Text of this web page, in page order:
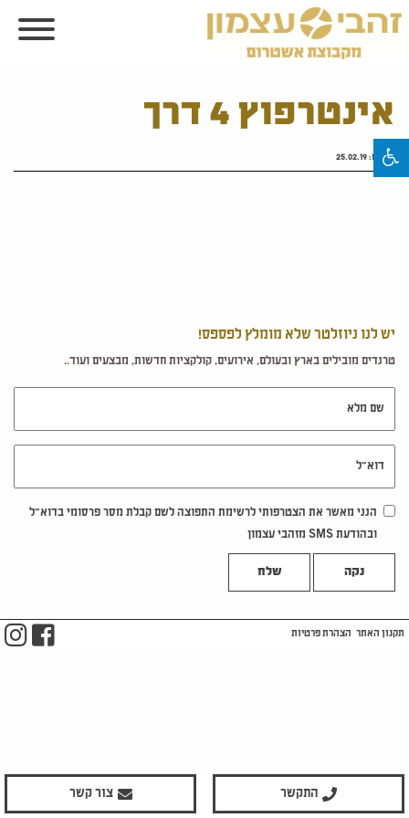
אינטרפוץ 4 דרך
פורסם:25.02.19
יש לנו ניוזלטר שלא מומלץ לפספס!
טרנדים מובילים בארץ ובעולם, אירועים, קולקציות חדשות, מבצעים ועוד..
הנני מאשר את הצטרפותי לרשימת התפוצה לשם קבלת מסר פרסומי בדוא"ל
ובהודעת SMS מזהבי עצמון
נקה
התקשר צור קשר
תקנון האתר הצהרת פרטיות